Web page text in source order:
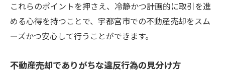
これらのポイントを押さえ、冷静かつ計画的に取引を進
める心得を持つことで、宇都宮市での不動産売却をスム
ーズかつ安心して行うことができます。
不動産売却でありがちな違反行為の見分け方